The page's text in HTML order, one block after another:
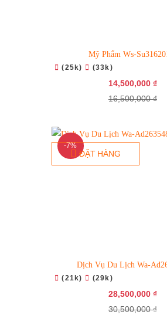
Mỹ Phẩm Ws-
(25k) (33k)
14,500,000 ₫
16,500,000 ₫
-7%
ĐẶT HÀNG
Dịch Vụ Du Lịch Wa-
(21k) (29k)
28,500,000 ₫
30,500,000 ₫